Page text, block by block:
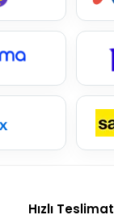
Hızlı Teslimat